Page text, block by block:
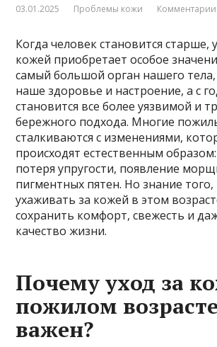
03.01.2025 Проблемы кожи
Когда человек становится
кожей приобретает особое
самый большой орган нашего
наше здоровье и настроение, а с
становится все более уязвимой и
бережного подхода. Многие
сталкиваются с изменениями,
происходят естественным образом:
потеря упругости, появление
пигментных пятен. Но знание
ухаживать за кожей в этом
сохранить комфорт, свежесть и
качество жизни.
Почему уход за
пожилом возрасте
важен?